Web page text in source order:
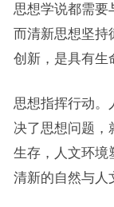
思想学说都需要
而清新思想坚持
创新，是具有生
思想指挥行动。
决了思想问题，
生存，人文环境
清新的自然与人